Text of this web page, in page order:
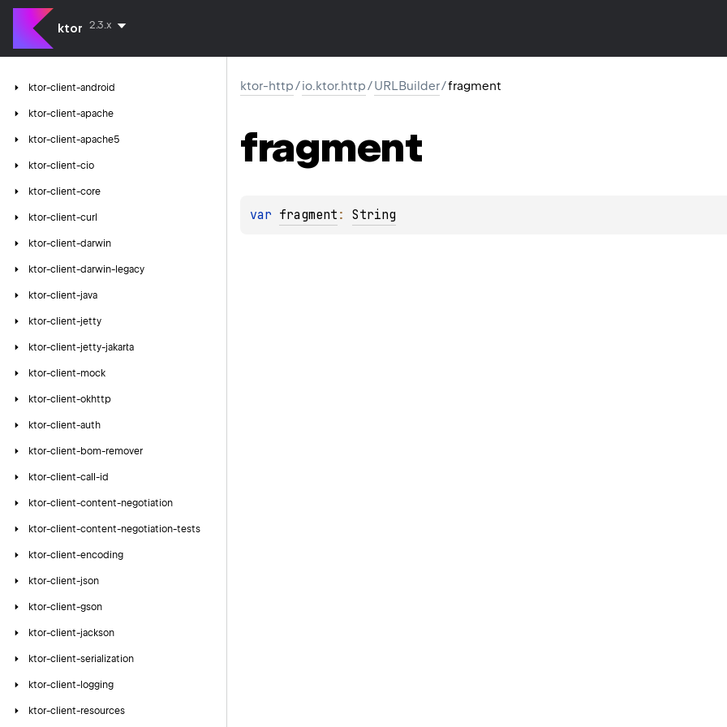
ktor 2.3.x
ktor-client-android
ktor-client-apache
ktor-client-apache5
ktor-client-cio
ktor-client-core
ktor-client-curl
ktor-client-darwin
ktor-client-darwin-legacy
ktor-client-java
ktor-client-jetty
ktor-client-jetty-jakarta
ktor-client-mock
ktor-client-okhttp
ktor-client-auth
ktor-client-bom-remover
ktor-client-call-id
ktor-client-content-negotiation
ktor-client-content-negotiation-tests
ktor-client-encoding
ktor-client-json
ktor-client-gson
ktor-client-jackson
ktor-client-serialization
ktor-client-logging
ktor-client-resources
ktor-http/io.ktor.http/URLBuilder/fragment
fragment
var fragment : String